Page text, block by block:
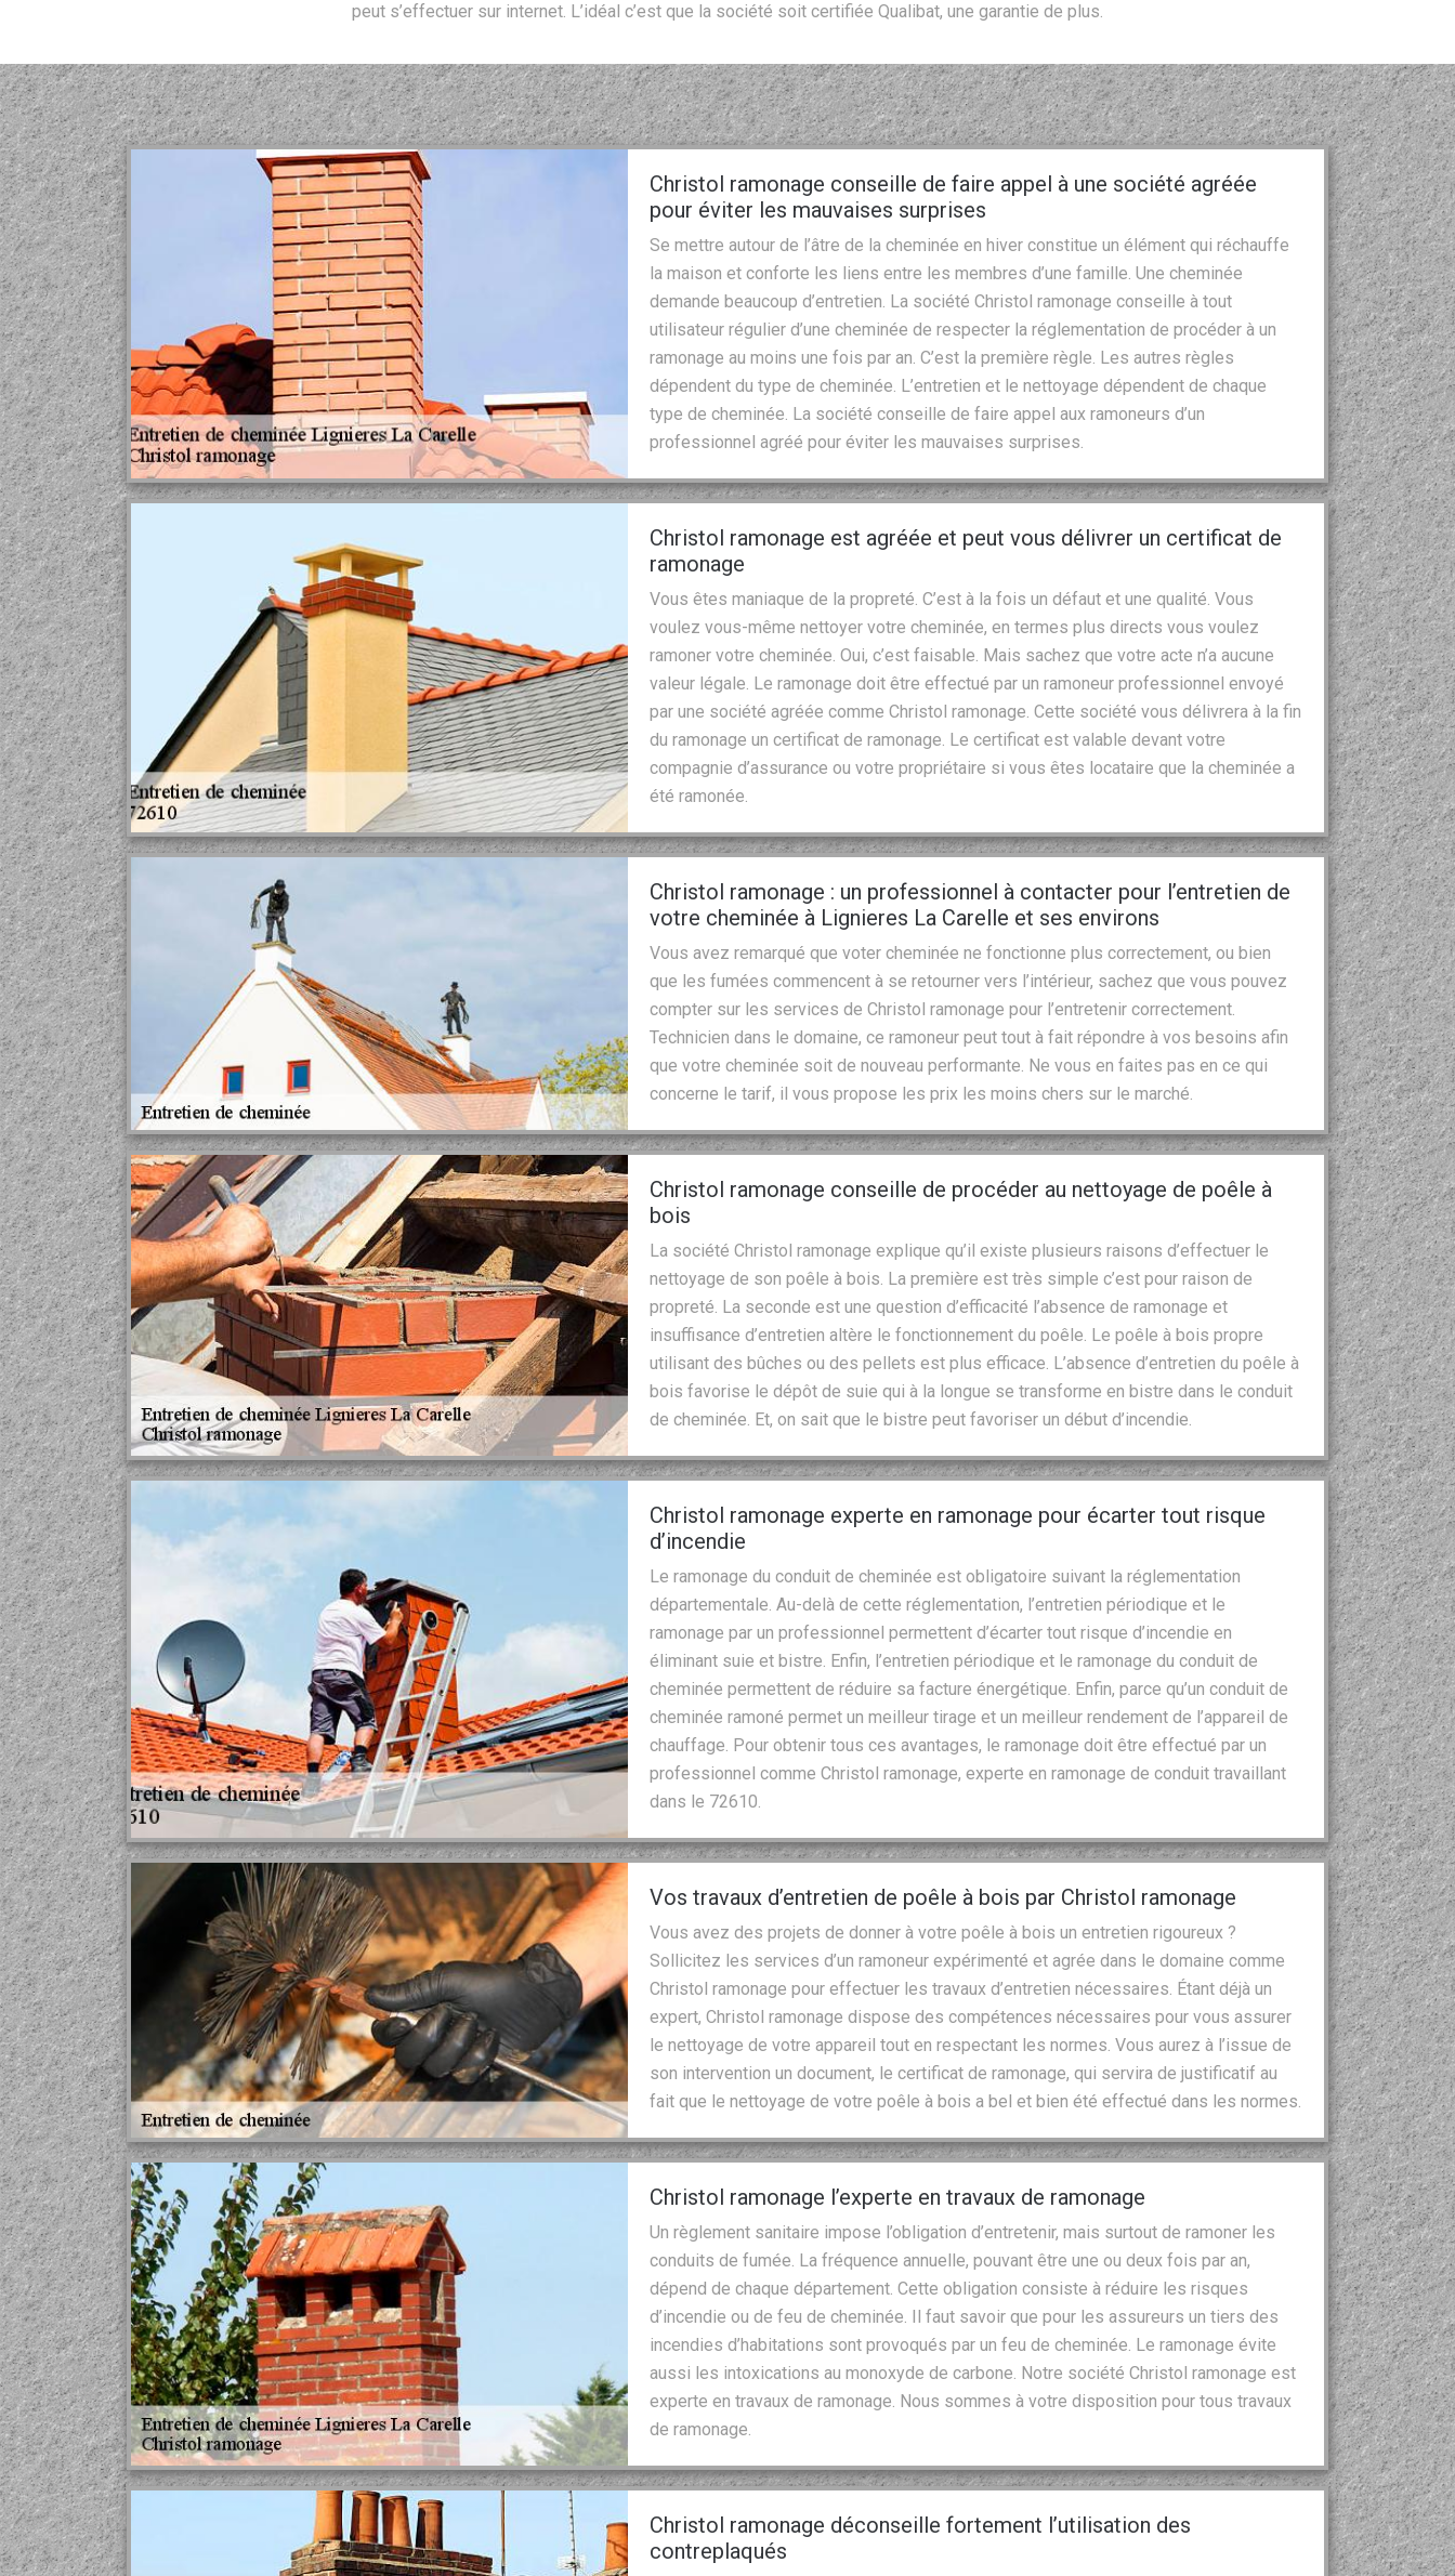
peut s’effectuer sur internet. L’idéal c’est que la société soit certifiée Qualibat, une garantie de plus.
Christol ramonage conseille de faire appel à une société agréée
pour éviter les mauvaises surprises
Se mettre autour de l’âtre de la cheminée en hiver constitue un élément qui réchauffe
la maison et conforte les liens entre les membres d’une famille. Une cheminée
demande beaucoup d’entretien. La société Christol ramonage conseille à tout
utilisateur régulier d’une cheminée de respecter la réglementation de procéder à un
ramonage au moins une fois par an. C’est la première règle. Les autres règles
dépendent du type de cheminée. L’entretien et le nettoyage dépendent de chaque
type de cheminée. La société conseille de faire appel aux ramoneurs d’un
professionnel agréé pour éviter les mauvaises surprises.
Christol ramonage est agréée et peut vous délivrer un certificat de
ramonage
Vous êtes maniaque de la propreté. C’est à la fois un défaut et une qualité. Vous
voulez vous-même nettoyer votre cheminée, en termes plus directs vous voulez
ramoner votre cheminée. Oui, c’est faisable. Mais sachez que votre acte n’a aucune
valeur légale. Le ramonage doit être effectué par un ramoneur professionnel envoyé
par une société agréée comme Christol ramonage. Cette société vous délivrera à la fin
du ramonage un certificat de ramonage. Le certificat est valable devant votre
compagnie d’assurance ou votre propriétaire si vous êtes locataire que la cheminée a
été ramonée.
Christol ramonage : un professionnel à contacter pour l’entretien de
votre cheminée à Lignieres La Carelle et ses environs
Vous avez remarqué que voter cheminée ne fonctionne plus correctement, ou bien
que les fumées commencent à se retourner vers l’intérieur, sachez que vous pouvez
compter sur les services de Christol ramonage pour l’entretenir correctement.
Technicien dans le domaine, ce ramoneur peut tout à fait répondre à vos besoins afin
que votre cheminée soit de nouveau performante. Ne vous en faites pas en ce qui
concerne le tarif, il vous propose les prix les moins chers sur le marché.
Christol ramonage conseille de procéder au nettoyage de poêle à
bois
La société Christol ramonage explique qu’il existe plusieurs raisons d’effectuer le
nettoyage de son poêle à bois. La première est très simple c’est pour raison de
propreté. La seconde est une question d’efficacité l’absence de ramonage et
insuffisance d’entretien altère le fonctionnement du poêle. Le poêle à bois propre
utilisant des bûches ou des pellets est plus efficace. L’absence d’entretien du poêle à
bois favorise le dépôt de suie qui à la longue se transforme en bistre dans le conduit
de cheminée. Et, on sait que le bistre peut favoriser un début d’incendie.
Christol ramonage experte en ramonage pour écarter tout risque
d’incendie
Le ramonage du conduit de cheminée est obligatoire suivant la réglementation
départementale. Au-delà de cette réglementation, l’entretien périodique et le
ramonage par un professionnel permettent d’écarter tout risque d’incendie en
éliminant suie et bistre. Enfin, l’entretien périodique et le ramonage du conduit de
cheminée permettent de réduire sa facture énergétique. Enfin, parce qu’un conduit de
cheminée ramoné permet un meilleur tirage et un meilleur rendement de l’appareil de
chauffage. Pour obtenir tous ces avantages, le ramonage doit être effectué par un
professionnel comme Christol ramonage, experte en ramonage de conduit travaillant
dans le 72610.
Vos travaux d’entretien de poêle à bois par Christol ramonage
Vous avez des projets de donner à votre poêle à bois un entretien rigoureux ?
Sollicitez les services d’un ramoneur expérimenté et agrée dans le domaine comme
Christol ramonage pour effectuer les travaux d’entretien nécessaires. Étant déjà un
expert, Christol ramonage dispose des compétences nécessaires pour vous assurer
le nettoyage de votre appareil tout en respectant les normes. Vous aurez à l’issue de
son intervention un document, le certificat de ramonage, qui servira de justificatif au
fait que le nettoyage de votre poêle à bois a bel et bien été effectué dans les normes.
Christol ramonage l’experte en travaux de ramonage
Un règlement sanitaire impose l’obligation d’entretenir, mais surtout de ramoner les
conduits de fumée. La fréquence annuelle, pouvant être une ou deux fois par an,
dépend de chaque département. Cette obligation consiste à réduire les risques
d’incendie ou de feu de cheminée. Il faut savoir que pour les assureurs un tiers des
incendies d’habitations sont provoqués par un feu de cheminée. Le ramonage évite
aussi les intoxications au monoxyde de carbone. Notre société Christol ramonage est
experte en travaux de ramonage. Nous sommes à votre disposition pour tous travaux
de ramonage.
Christol ramonage déconseille fortement l’utilisation des
contreplaqués